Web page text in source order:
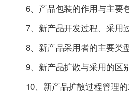
6、产品包装的作用与主要
7、新产品开发过程、采用
8、新产品采用者的主要类
9、新产品扩散与采用的区
10、新产品扩散过程管理的